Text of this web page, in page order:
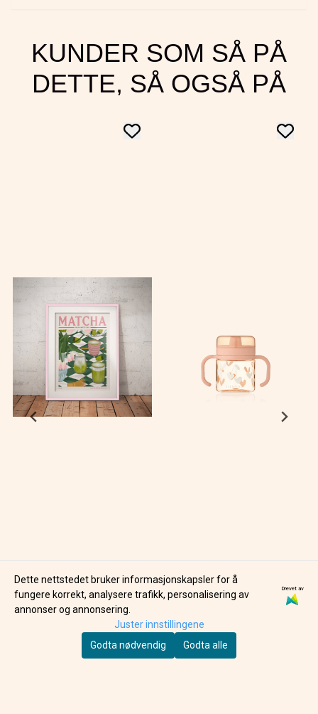
KUNDER SOM SÅ PÅ
DETTE, SÅ OGSÅ PÅ
ELIN PK
ELIN PK X WAO
MATCHA POSTER
LIEWOOD
TUTKOPP,
SWEETHEARTS /
PALE TUSCANY ...
269,-
Dette nettstedet bruker informasjonskapsler for å
fungere korrekt, analysere trafikk, personalisering av
annonser og annonsering.
Drevet av
Juster innstillingene
Godta nødvendig
Godta alle